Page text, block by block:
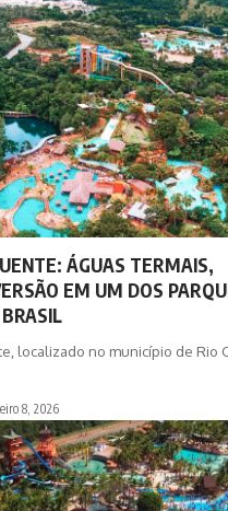
ÁGUAS TERMAIS,
EM UM DOS
localizado no município de Rio
8, 2026